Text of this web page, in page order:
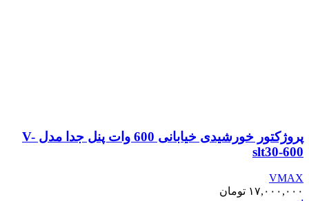
پروژکتور خورشیدی خیابانی 600 وات پنل جدا مدل V-
slt30-600
VMAX
۱۷,۰۰۰,۰۰۰ تومان